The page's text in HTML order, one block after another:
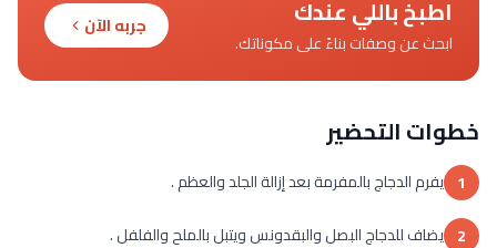
اطبخ باللي عندك
ابحث عن وصفات بناءً على مكوناتك.
جربه الآن
خطوات التحضير
1 يفرم الدجاج بالمفرمة بعد إزالة الجلد والعظم .
2 يضاف للدجاج البصل والبقدونس ويتبل بالملح والفلفل .